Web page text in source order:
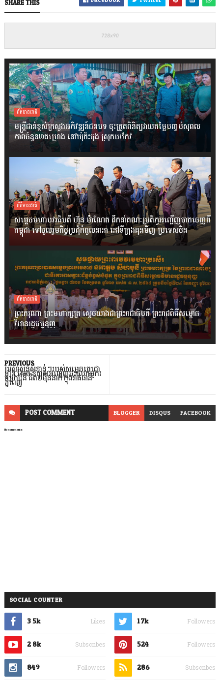
SHARE THIS
ព័ត៌មានជាតិ
មន្ត្រីជាន់ខ្ពស់ក្រសួងអភិវឌ្ឍន៍ជនបទ ចុះត្រួតពិនិត្យវាយតម្លៃបញ្ចប់សុពល
ភាពចំនួន២គម្រោង នៅឃុំកិះចុង ស្រុកបរកែវ
ព័ត៌មានជាតិ
សម្តេចមហាបវរធិបតី ហ៊ុន ម៉ាណែត ដឹកនាំគណៈប្រតិភូអញ្ជើញចាកចេញពី
កម្ពុជា ទៅចូលរួមកិច្ចប្រជុំកំពូលនានា នៅទីក្រុងគុនមិញ ប្រទេសចិន
ព័ត៌មានជាតិ
ព្រះករុណា ព្រះមហាក្សត្រ ស្តេចយាងជាព្រះរាជាធិបតី ព្រះរាជពិធីសម្ពោធ
វិមានរដ្ឋធម្មនុញ្ញ
PREVIOUS
ប្រសាសន៍សំខាន់ៗរបស់សម្តេចតេជោ
ហ៊ុន សែន ឱកាសអញ្ជើញចុះជួបកម្មករ
កម្មការិនី ជិត២ម៉ឺននាក់ ក្នុងរាជធានី
ភ្នំពេញ
POSTCOMMENT BLOGGER DISQUS FACEBOOK
No comments
SOCIAL COUNTER
3.5k Likes 1.7k Followers
2.8k Subscribes 524 Followers
849 Followers 286 Subscribes